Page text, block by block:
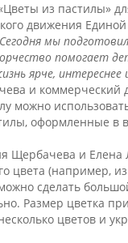
из пастилы»
движения
мы
помогает
ярче, интереснее
и коммерческий
можно
оформленные
Щербачева и
цвета
сделать
Размер
цветов и